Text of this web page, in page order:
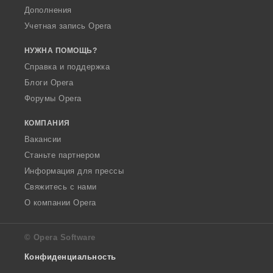
Дополнения
Учетная запись Opera
НУЖНА ПОМОЩЬ?
Справка и поддержка
Блоги Opera
Форумы Opera
КОМПАНИЯ
Вакансии
Станьте партнером
Информация для прессы
Свяжитесь с нами
О компании Opera
© Opera Software
Конфиденциальность